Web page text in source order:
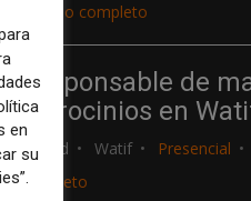
Tiempo completo
Responsable de
patrocinios en
Madrid Watif Presencial
completo
en
su